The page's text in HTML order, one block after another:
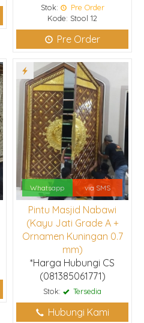
Stok:
Pre Order
Kode: Stool 12
Pre Order
Whatsapp via SMS
Pintu Masjid Nabawi
(Kayu Jati Grade A +
Ornamen Kuningan 0.7
mm)
*Harga Hubungi CS
(081385061771)
Stok: Tersedia
Hubungi Kami